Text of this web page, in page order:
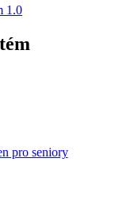
pro seniory